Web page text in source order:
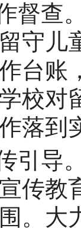
督查
守儿
台账
校对
落到
引
传教
。大